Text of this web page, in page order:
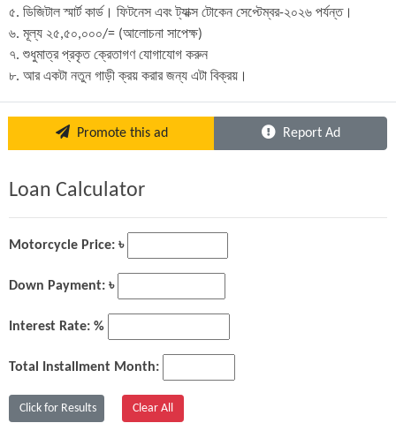
৫. ডিজিটাল স্মার্ট কার্ড। ফিটনেস এবং ট্যাক্স টোকেন সেপ্টেম্বর-২০২৬ পর্যন্ত।
৬. মূল্য ২৫,৫০,০০০/= (আলোচনা সাপেক্ষ)
৭. শুধুমাত্র প্রকৃত ক্রেতাগণ যোগাযোগ করুন
৮. আর একটা নতুন গাড়ী ক্রয় করার জন্য এটা বিক্রয়।
Promote this ad Report Ad
Loan Calculator
Motorcycle Price: ৳
Down Payment: ৳
Interest Rate: %
Total Installment Month: